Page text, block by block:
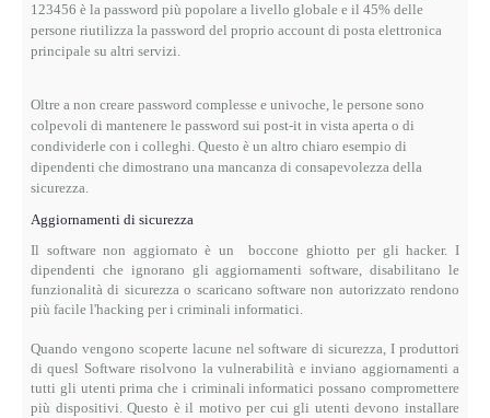
123456 è la password più popolare a livello globale e il 45% delle
persone riutilizza la password del proprio account di posta elettronica
principale su altri servizi.
Oltre a non creare password complesse e univoche, le persone sono
colpevoli di mantenere le password sui post-it in vista aperta o di
condividerle con i colleghi. Questo è un altro chiaro esempio di
dipendenti che dimostrano una mancanza di consapevolezza della
sicurezza.
Aggiornamenti di sicurezza
Il software non aggiornato è un boccone ghiotto per gli hacker. I
dipendenti che ignorano gli aggiornamenti software, disabilitano le
funzionalità di sicurezza o scaricano software non autorizzato rendono
più facile l'hacking per i criminali informatici.
Quando vengono scoperte lacune nel software di sicurezza, I produttori
di quesl Software risolvono la vulnerabilità e inviano aggiornamenti a
tutti gli utenti prima che i criminali informatici possano compromettere
più dispositivi.Questo è il motivo per cui gli utenti devono installare